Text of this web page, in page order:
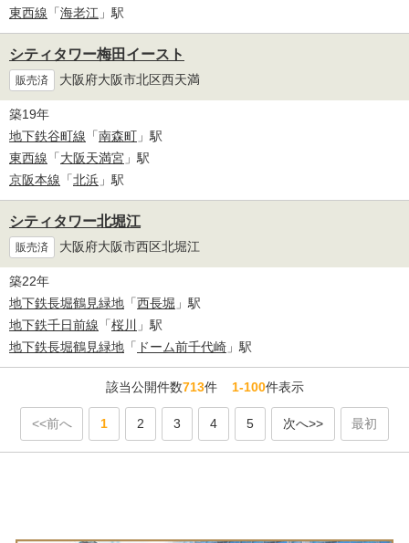
東西線 「海老江 」駅
シティタワー梅田イースト
販売済 大阪府大阪市北区西天満
築19年
地下鉄谷町線 「南森町 」駅
東西線 「大阪天満宮 」駅
京阪本線 「北浜 」駅
シティタワー北堀江
販売済 大阪府大阪市西区北堀江
築22年
地下鉄長堀鶴見緑地 「西長堀 」駅
地下鉄千日前線 「桜川
」駅
地下鉄長堀鶴見緑地 「 ドーム前千代崎 」駅
該当公開件数713件1-100件表示
<<前へ 1 2 3 4 5 次へ>> 最初